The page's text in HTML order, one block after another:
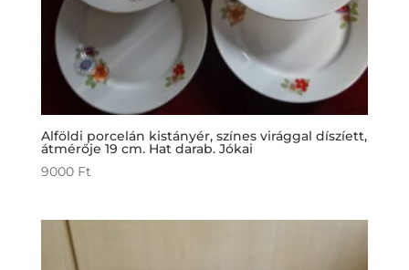
Alföldi porcelán kistányér, színes virággal díszíett,
átmérője 19 cm. Hat darab. Jókai
9000 Ft